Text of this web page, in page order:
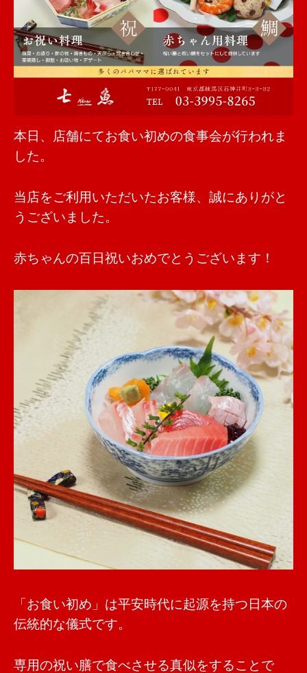
本日、店舗にてお食い初めの食事会が行われま
した。
当店をご利用いただいたお客様、誠にありがと
うございました。
赤ちゃんの百日祝いおめでとうございます！
「お食い初め」は平安時代に起源を持つ日本の
伝統的な儀式です。
専用の祝い膳で食べさせる真似をすることで